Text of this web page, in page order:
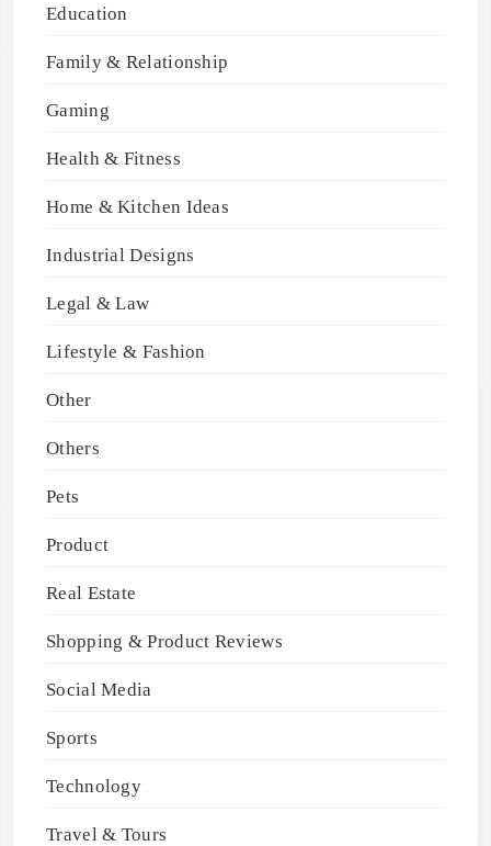
Education
Family & Relationship
Gaming
Health & Fitness
Home & Kitchen Ideas
Industrial Designs
Legal & Law
Lifestyle & Fashion
Other
Others
Pets
Product
Real Estate
Shopping & Product Reviews
Social Media
Sports
Technology
Travel & Tours